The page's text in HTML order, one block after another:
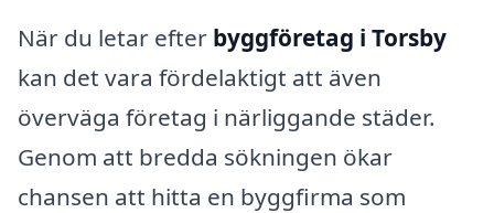
När du letar efter byggföretag i Torsby
kan det vara fördelaktigt att även
överväga företag i närliggande städer.
Genom att bredda sökningen ökar
chansen att hitta en byggfirma som